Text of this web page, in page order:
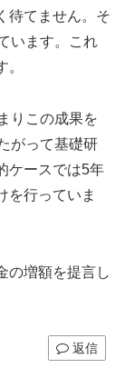
待てません。そ
います。これ
りこの成果を
がって基礎研
ケースでは5年
を行っていま
の増額を提言し
返信